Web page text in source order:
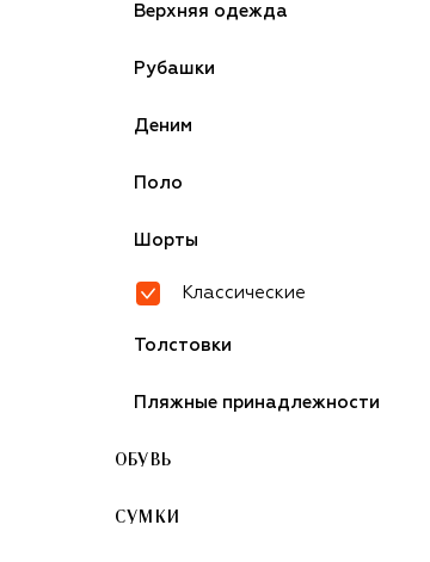
Верхняя одежда
Рубашки
Деним
Поло
Шорты
Классические
Толстовки
Пляжные принадлежности
ОБУВЬ
СУМКИ